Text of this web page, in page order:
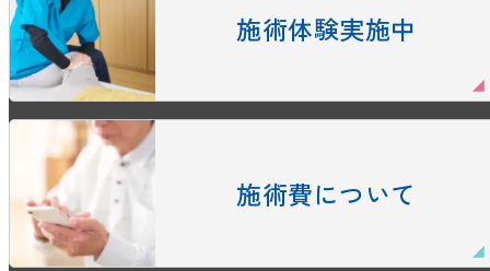
施術体験実施中
施術費について